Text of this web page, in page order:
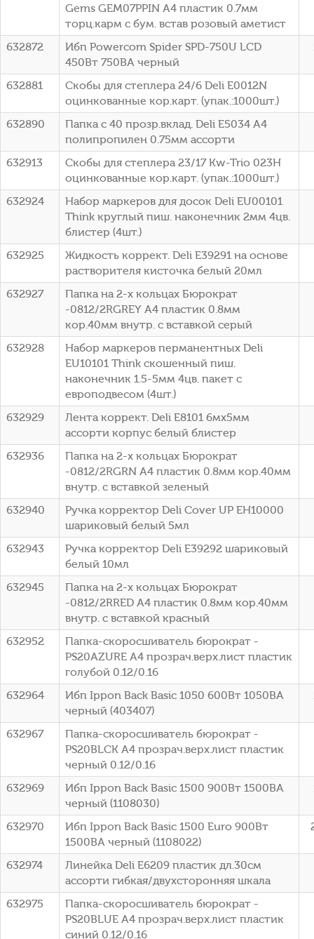
Gems GEM07PPIN A4 пластик 0.7мм
торц.карм с бум. встав розовый аметист
632872
Ибп Powercom Spider SPD-750U LCD
450Вт 750ВА черный
632881
Скобы для степлера 24/6 Deli E0012N
оцинкованные кор.карт. (упак.:1000шт.)
632890
Папка с 40 прозр.вклад. Deli E5034 A4
полипропилен 0.75мм ассорти
632913
Скобы для степлера 23/17 Kw-Trio 023H
оцинкованные кор.карт. (упак.:1000шт.)
632924
Набор маркеров для досок Deli EU00101
Think круглый пиш. наконечник 2мм 4цв.
блистер (4шт.)
632925
Жидкость коррект. Deli E39291 на основе
растворителя кисточка белый 20мл
632927
Папка на 2-х кольцах Бюрократ
-0812/2RGREY A4 пластик 0.8мм
кор.40мм внутр. с вставкой серый
632928
Набор маркеров перманентных Deli
EU10101 Think скошенный пиш.
наконечник 1.5-5мм 4цв. пакет с
европодвесом (4шт.)
632929
Лента коррект. Deli E8101 6мх5мм
ассорти корпус белый блистер
632936
Папка на 2-х кольцах Бюрократ
-0812/2RGRN A4 пластик 0.8мм кор.40мм
внутр. с вставкой зеленый
632940
Ручка корректор Deli Cover UP EH10000
шариковый белый 5мл
632943
Ручка корректор Deli E39292 шариковый
белый 10мл
632945
Папка на 2-х кольцах Бюрократ
-0812/2RRED A4 пластик 0.8мм кор.40мм
внутр. с вставкой красный
632952
Папка-скоросшиватель бюрократ -
PS20AZURE A4 прозрач.верх.лист пластик
голубой 0.12/0.16
632964
Ибп Ippon Back Basic 1050 600Вт 1050ВА
черный (403407)
632967
Папка-скоросшиватель бюрократ -
PS20BLCK A4 прозрач.верх.лист пластик
черный 0.12/0.16
632969
Ибп Ippon Back Basic 1500 900Вт 1500ВА
черный (1108030)
632970
Ибп Ippon Back Basic 1500 Euro 900Вт
1500ВА черный (1108022)
632974
Линейка Deli E6209 пластик дл.30см
ассорти гибкая/двухсторонняя шкала
632975
Папка-скоросшиватель бюрократ -
PS20BLUE A4 прозрач.верх.лист пластик
синий 0.12/0.16